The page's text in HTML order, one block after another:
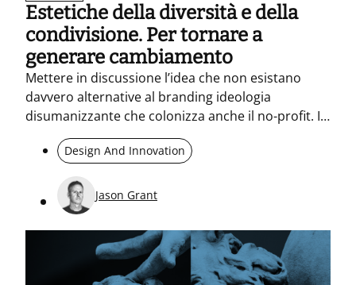
Estetiche della diversità e della
condivisione. Per tornare a
generare cambiamento
Mettere in discussione l’idea che non esistano
davvero alternative al branding ideologia
disumanizzante che colonizza anche il no-profit. Il
post-branding invoca trasparenza open-source e
pratiche partecipative, mentre l’AI gestisce il
prevedibile e al design resta il compito umano di
creare legami.
Design And Innovation
Jason Grant